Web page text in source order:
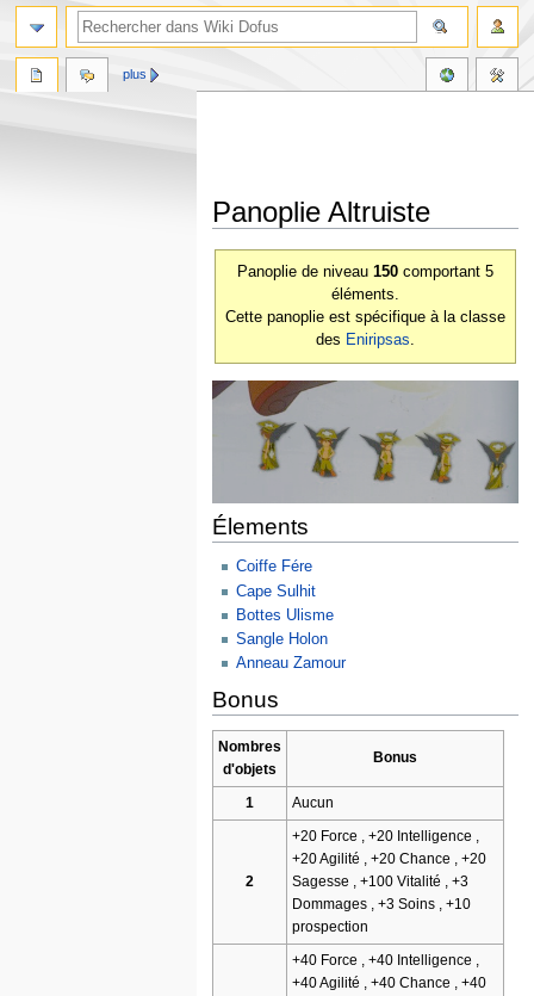
Panoplie Altruiste
navigation
recherche
Panoplie de niveau150 comportant 5
éléments.
Cette panoplie est spécifique à la classe
des Eniripsas.
Élements
Coiffe Fére
Cape Sulhit
Bottes Ulisme
Sangle Holon
Anneau Zamour
Bonus
Nombres
d'objets
Bonus
1 Aucun
2
+20 Force , +20 Intelligence ,
+20 Agilité , +20 Chance , +20
Sagesse , +100 Vitalité , +3
Dommages , +3 Soins , +10
prospection
+40 Force , +40 Intelligence ,
+40 Agilité , +40 Chance , +40
plus